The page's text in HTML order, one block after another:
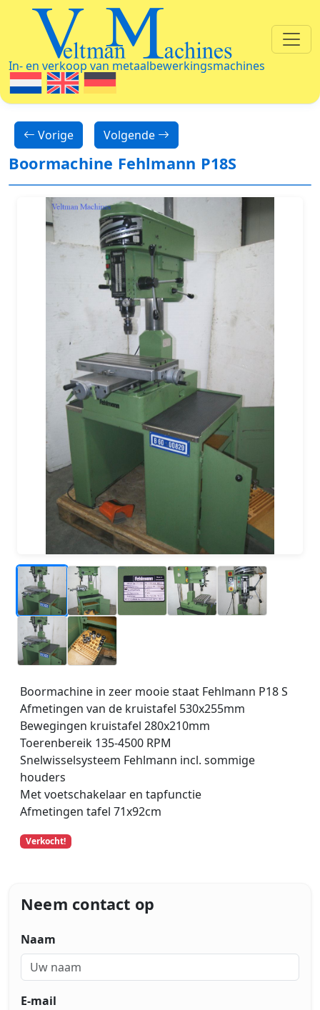
Veltman Machines
In- en verkoop van metaalbewerkingsmachines
Vorige Volgende
Boormachine Fehlmann P18S
_
_
_
_
Boormachine in zeer mooie staat Fehlmann P18 S
Afmetingen van de kruistafel 530x255mm
Bewegingen kruistafel 280x210mm
Toerenbereik 135-4500 RPM
Snelwisselsysteem Fehlmann incl. sommige
houders
Met voetschakelaar en tapfunctie
Afmetingen tafel 71x92cm
Verkocht!
Neem contact op
Naam
E-mail